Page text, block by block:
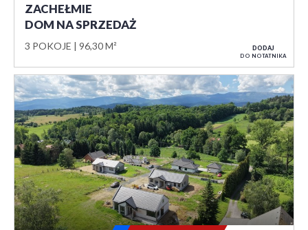
ZACHEŁMIE
DOM NA SPRZEDAŻ
3 POKOJE 96,30 M² DODAJ
DO NOTATNIKA